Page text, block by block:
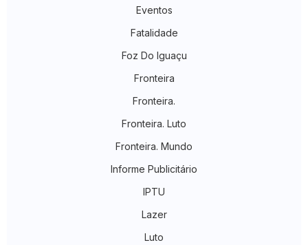
Eventos
Fatalidade
Foz Do Iguaçu
Fronteira
Fronteira.
Fronteira. Luto
Fronteira. Mundo
Informe Publicitário
IPTU
Lazer
Luto